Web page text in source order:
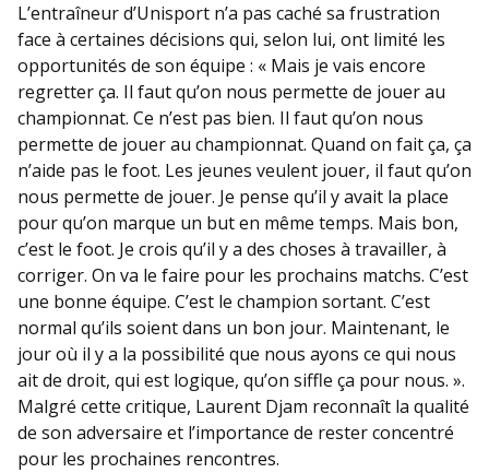
L’entraîneur d’Unisport n’a pas caché sa frustration
face à certaines décisions qui, selon lui, ont limité les
opportunités de son équipe : « Mais je vais encore
regretter ça. Il faut qu’on nous permette de jouer au
championnat. Ce n’est pas bien. Il faut qu’on nous
permette de jouer au championnat. Quand on fait ça, ça
n’aide pas le foot. Les jeunes veulent jouer, il faut qu’on
nous permette de jouer. Je pense qu’il y avait la place
pour qu’on marque un but en même temps. Mais bon,
c’est le foot. Je crois qu’il y a des choses à travailler, à
corriger. On va le faire pour les prochains matchs. C’est
une bonne équipe. C’est le champion sortant. C’est
normal qu’ils soient dans un bon jour. Maintenant, le
jour où il y a la possibilité que nous ayons ce qui nous
ait de droit, qui est logique, qu’on siffle ça pour nous. ».
Malgré cette critique, Laurent Djam reconnaît la qualité
de son adversaire et l’importance de rester concentré
pour les prochaines rencontres.